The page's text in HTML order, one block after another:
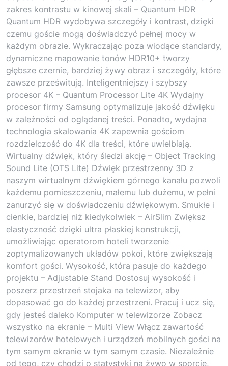
zakres kontrastu w kinowej skali – Quantum HDR
Quantum HDR wydobywa szczegóły i kontrast, dzięki
czemu goście mogą doświadczyć pełnej mocy w
każdym obrazie. Wykraczając poza wiodące standardy,
dynamiczne mapowanie tonów HDR10+ tworzy
głębsze czernie, bardziej żywy obraz i szczegóły, które
zawsze prześwitują. Inteligentniejszy i szybszy
procesor 4K – Quantum Processor Lite 4K Wydajny
procesor firmy Samsung optymalizuje jakość dźwięku
w zależności od oglądanej treści. Ponadto, wydajna
technologia skalowania 4K zapewnia gościom
rozdzielczość do 4K dla treści, które uwielbiają.
Wirtualny dźwięk, który śledzi akcję – Object Tracking
Sound Lite (OTS Lite) Dźwięk przestrzenny 3D z
naszym wirtualnym dźwiękiem górnego kanału pozwoli
każdemu pomieszczeniu, małemu lub dużemu, w pełni
zanurzyć się w doświadczeniu dźwiękowym. Smukłe i
cienkie, bardziej niż kiedykolwiek – AirSlim Zwiększ
elastyczność dzięki ultra płaskiej konstrukcji,
umożliwiając operatorom hoteli tworzenie
zoptymalizowanych układów pokoi, które zwiększają
komfort gości. Wysokość, która pasuje do każdego
projektu – Adjustable Stand Dostosuj wysokość i
poszerz przestrzeń stojaka na telewizor, aby
dopasować go do każdej przestrzeni. Pracuj i ucz się,
gdy jesteś daleko Komputer w telewizorze Zobacz
wszystko na ekranie – Multi View Włącz zawartość
telewizorów hotelowych i urządzeń mobilnych gości na
tym samym ekranie w tym samym czasie. Niezależnie
od tego, czy chodzi o statystyki na żywo w sporcie,